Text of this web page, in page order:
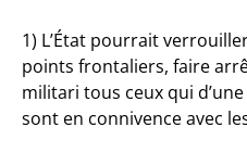
1) L’État pourrait
points frontaliers, faire
militari tous ceux qui
sont en connivence avec